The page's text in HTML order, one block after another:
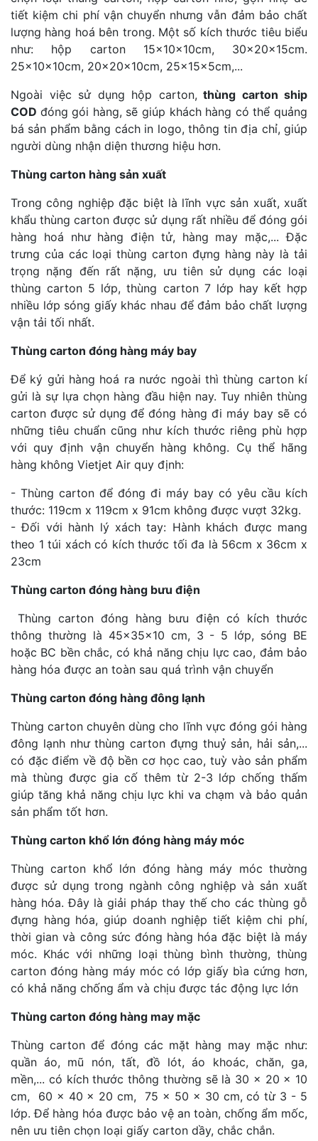
tiết kiệm chi phí vận chuyển nhưng vẫn đảm bảo chất
lượng hàng hoá bên trong. Một số kích thước tiêu biểu
như: hộp carton 15x10x10cm, 30x20x15cm.
25x10x10cm, 20x20x10cm, 25x15x5cm,...
Ngoài việc sử dụng hộp carton, thùng carton ship
COD đóng gói hàng, sẽ giúp khách hàng có thể quảng
bá sản phẩm bằng cách in logo, thông tin địa chỉ, giúp
người dùng nhận diện thương hiệu hơn.
Thùng carton hàng sản xuất
Trong công nghiệp đặc biệt là lĩnh vực sản xuất, xuất
khẩu thùng carton được sử dụng rất nhiều để đóng gói
hàng hoá như hàng điện tử, hàng may mặc,... Đặc
trưng của các loại thùng carton đựng hàng này là tải
trọng nặng đến rất nặng, ưu tiên sử dụng các loại
thùng carton 5 lớp, thùng carton 7 lớp hay kết hợp
nhiều lớp sóng giấy khác nhau để đảm bảo chất lượng
vận tải tối nhất.
Thùng carton đóng hàng máy bay
Để ký gửi hàng hoá ra nước ngoài thì thùng carton kí
gửi là sự lựa chọn hàng đầu hiện nay. Tuy nhiên thùng
carton được sử dụng để đóng hàng đi máy bay sẽ có
những tiêu chuẩn cũng như kích thước riêng phù hợp
với quy định vận chuyển hàng không. Cụ thể hãng
hàng không Vietjet Air quy định:
- Thùng carton để đóng đi máy bay có yêu cầu kích
thước: 119cm x 119cm x 91cm không được vượt 32kg.
- Đối với hành lý xách tay: Hành khách được mang
theo 1 túi xách có kích thước tối đa là 56cm x 36cm x
23cm
Thùng carton đóng hàng bưu điện
Thùng carton đóng hàng bưu điện có kích thước
thông thường là 45x35x10 cm, 3 - 5 lớp, sóng BE
hoặc BC bền chắc, có khả năng chịu lực cao, đảm bảo
hàng hóa được an toàn sau quá trình vận chuyển
Thùng carton đóng hàng đông lạnh
Thùng carton chuyên dùng cho lĩnh vực đóng gói hàng
đông lạnh như thùng carton đựng thuỷ sản, hải sản,...
có đặc điểm về độ bền cơ học cao, tuỳ vào sản phẩm
mà thùng được gia cố thêm từ 2-3 lớp chống thấm
giúp tăng khả năng chịu lực khi va chạm và bảo quản
sản phẩm tốt hơn.
Thùng carton khổ lớn đóng hàng máy móc
Thùng carton khổ lớn đóng hàng máy móc thường
được sử dụng trong ngành công nghiệp và sản xuất
hàng hóa. Đây là giải pháp thay thế cho các thùng gỗ
đựng hàng hóa, giúp doanh nghiệp tiết kiệm chi phí,
thời gian và công sức đóng hàng hóa đặc biệt là máy
móc. Khác với những loại thùng bình thường, thùng
carton đóng hàng máy móc có lớp giấy bìa cứng hơn,
có khả năng chống ẩm và chịu được tác động lực lớn
Thùng carton đóng hàng may mặc
Thùng carton để đóng các mặt hàng may mặc như:
quần áo, mũ nón, tất, đồ lót, áo khoác, chăn, ga,
mền,... có kích thước thông thường sẽ là 30 x 20 x 10
cm, 60 x 40 x 20 cm, 75 x 50 x 30 cm, có từ 3 - 5
lớp. Để hàng hóa được bảo vệ an toàn, chống ẩm mốc,
nên ưu tiên chọn loại giấy carton dầy, chắc chắn.